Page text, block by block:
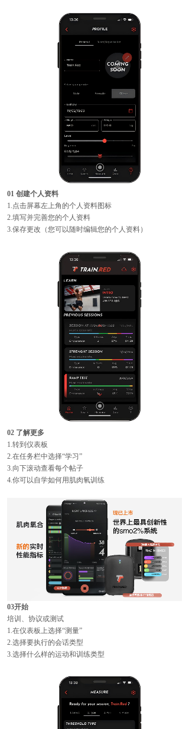
01 创建个人资料
1.点击屏幕左上角的个人资料图标
2.填写并完善您的个人资料
3.保存更改（您可以随时编辑您的个人资料）
02 了解更多
1.转到仪表板
2.在任务栏中选择“学习”
3.向下滚动查看每个帖子
4.你可以自学如何用肌肉氧训练
03开始
培训、协议或测试
1.在仪表板上选择“测量”
2.选择要执行的会话类型
3.选择什么样的运动和训练类型